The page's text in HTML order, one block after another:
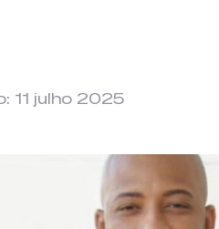
11 julho 2025